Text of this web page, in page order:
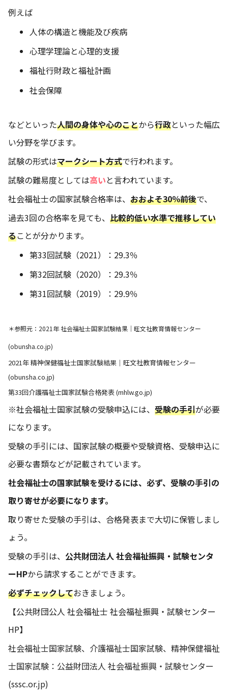
例えば
人体の構造と機能及び疾病
心理学理論と心理的支援
福祉行財政と福祉計画
社会保障
などといった人間の身体や心のことから行政といった幅広
い分野を学びます。
試験の形式はマークシート方式で行われます。
試験の難易度としては高いと言われています。
社会福祉士の国家試験合格率は、 おおよそ30％前後で、
過去3回の合格率を見ても、 比較的低い水準で推移してい
ることが分かります。
第33回試験（2021）：29.3％
第32回試験（2020）：29.3％
第31回試験（2019）：29.9％
＊参照元： 2021年 社会福祉士国家試験結果｜旺文社教育情報センター
(obunsha.co.jp)
2021年 精神保健福祉士国家試験結果｜旺文社教育情報センター
(obunsha.co.jp)
第33回介護福祉士国家試験合格発表 (mhlw.go.jp)
※社会福祉士国家試験の受験申込には、 受験の手引が必要
になります。
受験の手引には、国家試験の概要や受験資格、受験申込に
必要な書類などが記載されています。
社会福祉士の国家試験を受けるには、必ず、受験の手引の
取り寄せが必要になります。
取り寄せた受験の手引は、合格発表まで大切に保管しまし
ょう。
受験の手引は、 公共財団法人 社会福祉振興・試験センタ
ーHPから請求することができます。
必ずチェックしておきましょう。
【公共財団公人 社会福祉士 社会福祉振興・試験センター
HP】
社会福祉士国家試験、介護福祉士国家試験、精神保健福祉
士国家試験：公益財団法人 社会福祉振興・試験センター
(sssc.or.jp)